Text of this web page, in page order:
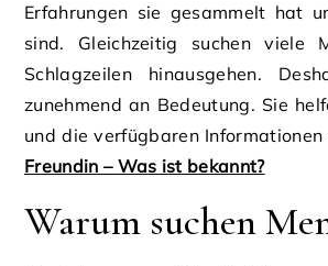
Erfahrungen sie gesammelt hat
sind. Gleichzeitig suchen viele
Schlagzeilen hinausgehen.
zunehmend an Bedeutung. Sie
und die verfügbaren Informationen
Freundin – Was ist bekannt?
Warum suchen